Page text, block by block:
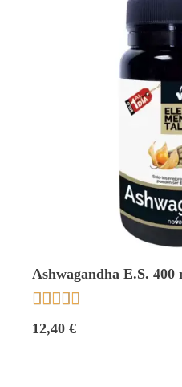
Ashwagandha E.S. 400
caps. Novadiet

12,40 €